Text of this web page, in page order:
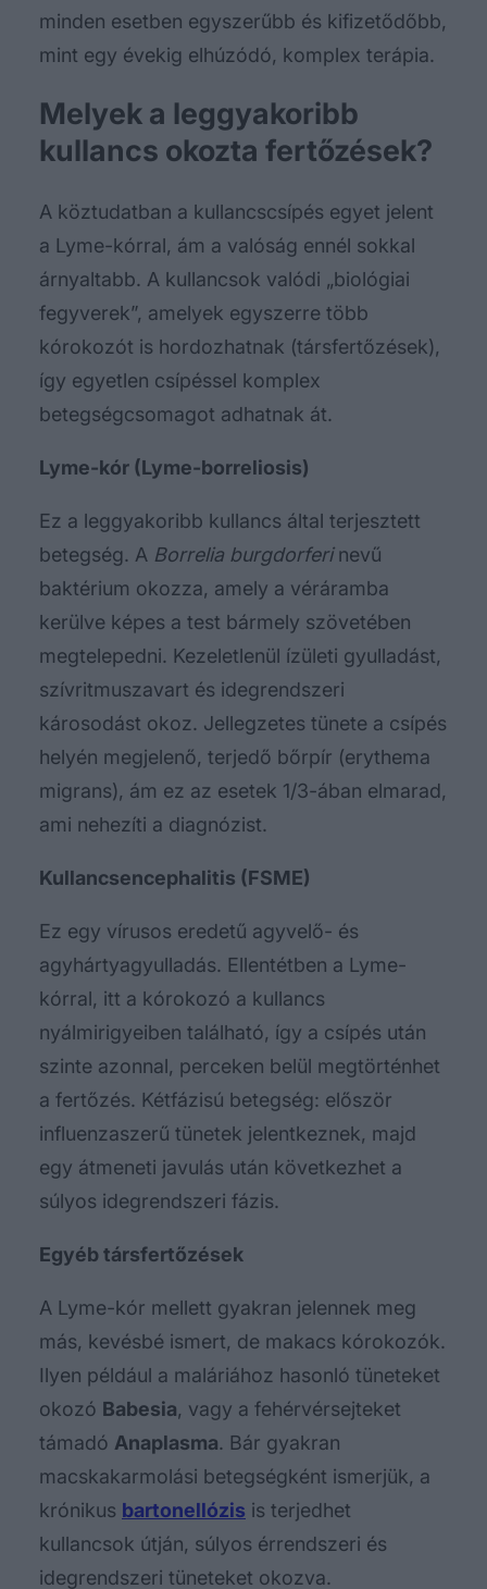
minden esetben egyszerűbb és kifizetődőbb,
mint egy évekig elhúzódó, komplex terápia.
Melyek a leggyakoribb
kullancs okozta fertőzések?
A köztudatban a kullancscsípés egyet jelent
a Lyme-kórral, ám a valóság ennél sokkal
árnyaltabb. A kullancsok valódi „biológiai
fegyverek”, amelyek egyszerre több
kórokozót is hordozhatnak (társfertőzések),
így egyetlen csípéssel komplex
betegségcsomagot adhatnak át.
Lyme-kór (Lyme-borreliosis)
Ez a leggyakoribb kullancs által terjesztett
betegség. A Borrelia burgdorferinevű
baktérium okozza, amely a véráramba
kerülve képes a test bármely szövetében
megtelepedni. Kezeletlenül ízületi gyulladást,
szívritmuszavart és idegrendszeri
károsodást okoz. Jellegzetes tünete a csípés
helyén megjelenő, terjedő bőrpír (erythema
migrans), ám ez az esetek 1/3-ában elmarad,
ami nehezíti a diagnózist.
Kullancsencephalitis (FSME)
Ez egy vírusos eredetű agyvelő- és
agyhártyagyulladás. Ellentétben a Lyme-
kórral, itt a kórokozó a kullancs
nyálmirigyeiben található, így a csípés után
szinte azonnal, perceken belül megtörténhet
a fertőzés. Kétfázisú betegség: először
influenzaszerű tünetek jelentkeznek, majd
egy átmeneti javulás után következhet a
súlyos idegrendszeri fázis.
Egyéb társfertőzések
A Lyme-kór mellett gyakran jelennek meg
más, kevésbé ismert, de makacs kórokozók.
Ilyen például a maláriához hasonló tüneteket
okozó Babesia, vagy a fehérvérsejteket
támadó Anaplasma. Bár gyakran
macskakarmolási betegségként ismerjük, a
krónikus bartonellózis is terjedhet
kullancsok útján, súlyos érrendszeri és
idegrendszeri tüneteket okozva.